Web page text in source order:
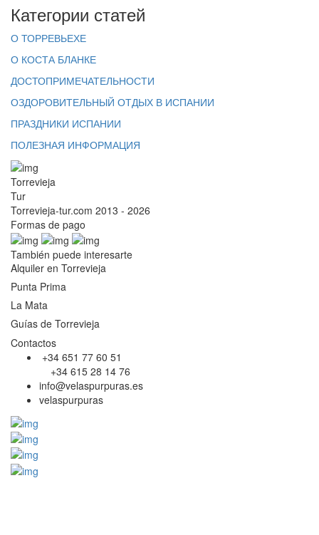
Категории статей
О ТОРРЕВЬЕХЕ
О КОСТА БЛАНКЕ
ДОСТОПРИМЕЧАТЕЛЬНОСТИ
ОЗДОРОВИТЕЛЬНЫЙ ОТДЫХ В ИСПАНИИ
ПРАЗДНИКИ ИСПАНИИ
ПОЛЕЗНАЯ ИНФОРМАЦИЯ
Torrevieja
Tur
Torrevieja-tur.com 2013 - 2026
Formas de pago
También puede interesarte
Alquiler en Torrevieja
Punta Prima
La Mata
Guías de Torrevieja
Contactos
+34 651 77 60 51
+34 615 28 14 76
info@velaspurpuras.es
velaspurpuras